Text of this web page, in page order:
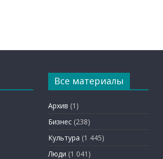
Все материалы
Архив (1)
Бизнес (238)
Культура (1 445)
Люди (1 041)